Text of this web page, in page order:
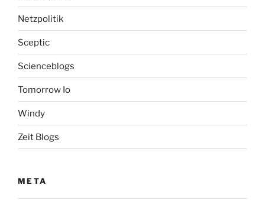
Netzpolitik
Sceptic
Scienceblogs
Tomorrow Io
Windy
Zeit Blogs
META